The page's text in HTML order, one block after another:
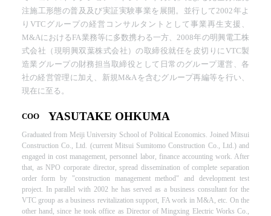
注施工形態の普及及び実証実験事業を展開。並行して2002年よ
りVTCグループの経営コンサルタントとして事業再生支援、
M&AにおけるFA業務等に多数携わる一方、2008年の明興電工株
式会社（現明興双葉株式会社）の取締役就任を皮切りにVTC製
造業グループの財務担当取締役として日常のグループ運営、各
社の経営管理に加え、新規M&Aを含むグループ再編等を行い、
現在に至る。
COO YASUTAKE OHKUMA
Graduated from Meiji University School of Political Economics. Joined Mitsui
Construction Co., Ltd. (current Mitsui Sumitomo Construction Co., Ltd.) and
engaged in cost management, personnel labor, finance accounting work. After
that, as NPO corporate director, spread dissemination of complete separation
order form by "construction management method" and development test
project. In parallel with 2002 he has served as a business consultant for the
VTC group as a business revitalization support, FA work in M&A, etc. On the
other hand, since he took office as Director of Mingxing Electric Works Co.,